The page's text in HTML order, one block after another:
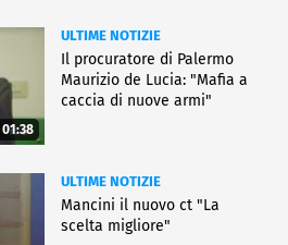
01:38
ULTIME NOTIZIE
Il procuratore di Palermo
Maurizio de Lucia: "Mafia a
caccia di nuove armi"
ULTIME NOTIZIE
Mancini il nuovo ct "La
scelta migliore"